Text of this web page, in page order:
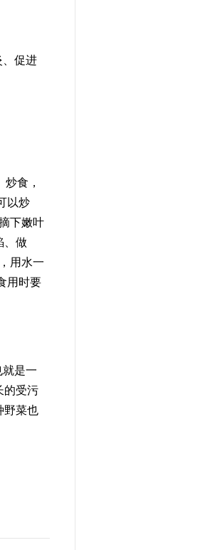
促进
食，
以炒
下嫩叶
、做
用水一
用时要
是一
的受污
野菜也